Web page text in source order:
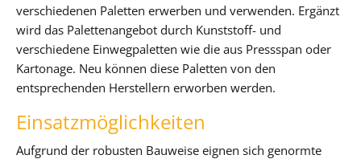
verschiedenen Paletten erwerben und verwenden. Ergänzt
wird das Palettenangebot durch Kunststoff- und
verschiedene Einwegpaletten wie die aus Pressspan oder
Kartonage. Neu können diese Paletten von den
entsprechenden Herstellern erworben werden.
Einsatzmöglichkeiten
Aufgrund der robusten Bauweise eignen sich genormte